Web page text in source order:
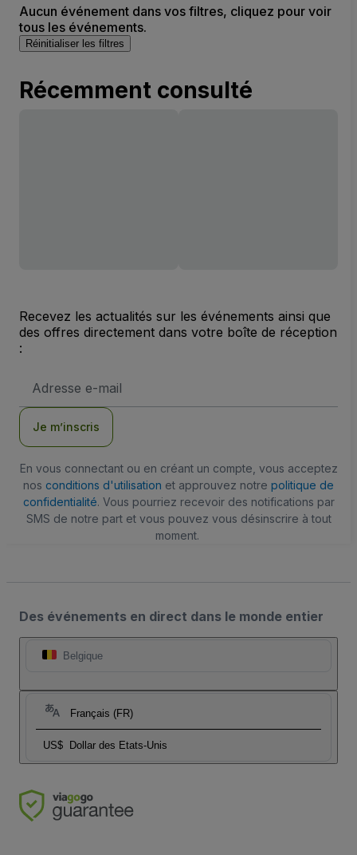
Aucun événement dans vos filtres, cliquez pour voir
tous les événements.
Réinitialiser les filtres
Récemment consulté
Recevez les actualités sur les événements ainsi que
des offres directement dans votre boîte de réception
:
e-
Je m’inscris
En vous connectant ou en créant un compte, vous acceptez
nos conditions d'utilisation et approuvez notre politique de
confidentialité. Vous pourriez recevoir des notifications par
SMS de notre part et vous pouvez vous désinscrire à tout
moment.
Des événements en direct dans le monde entier
Belgique
Français (FR)
US$ Dollar des Etats-Unis